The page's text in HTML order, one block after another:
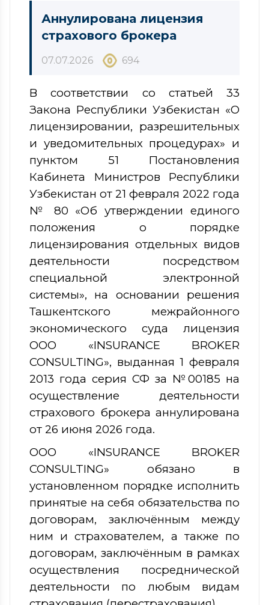
Аннулирована лицензия
страхового брокера
07.07.2026 694
В соответствии со статьей 33
Закона Республики Узбекистан «О
лицензировании, разрешительных
и уведомительных процедурах» и
пунктом 51 Постановления
Кабинета Министров Республики
Узбекистан от 21 февраля 2022 года
№ 80 «Об утверждении единого
положения о порядке
лицензирования отдельных видов
деятельности посредством
специальной электронной
системы», на основании решения
Ташкентского межрайонного
экономического суда лицензия
ООО «INSURANCE BROKER
CONSULTING», выданная 1 февраля
2013 года серия СФ за №00185 на
осуществление деятельности
страхового брокера аннулирована
от 26 июня 2026 года.
ООО «INSURANCE BROKER
CONSULTING» обязано в
установленном порядке исполнить
принятые на себя обязательства по
договорам, заключённым между
ним и страхователем, а также по
договорам, заключённым в рамках
осуществления посреднической
деятельности по любым видам